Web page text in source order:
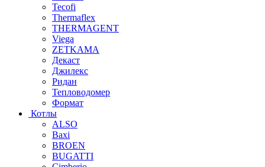
Tecofi
Thermaflex
THERMAGENT
Viega
ZETKAMA
Декаст
Джилекс
Ридан
Тепловодомер
Формат
Котлы
ALSO
Baxi
BROEN
BUGATTI